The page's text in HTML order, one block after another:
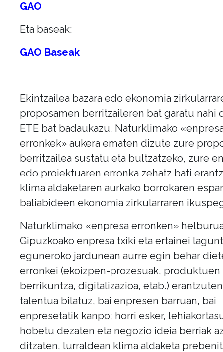
GAO
Eta baseak:
GAO Baseak
Ekintzailea bazara edo ekonomia
proposamen berritzaileren bat garatu nahi
ETE bat badaukazu, Naturklimako
erronkek» aukera ematen dizute zure
berritzailea sustatu eta bultzatzeko, zure
edo proiektuaren erronka zehatz bati
klima aldaketaren aurkako borrokaren
baliabideen ekonomia zirkularraren
Naturklimako «enpresa erronken»
Gipuzkoako enpresa txiki eta ertainei
eguneroko jardunean aurre egin behar
erronkei (ekoizpen-prozesuak, produktuen
berrikuntza, digitalizazioa, etab.)
talentua bilatuz, bai enpresen barruan, bai
enpresetatik kanpo; horri esker,
hobetu dezaten eta negozio ideia berriak
ditzaten, lurraldean klima aldaketa